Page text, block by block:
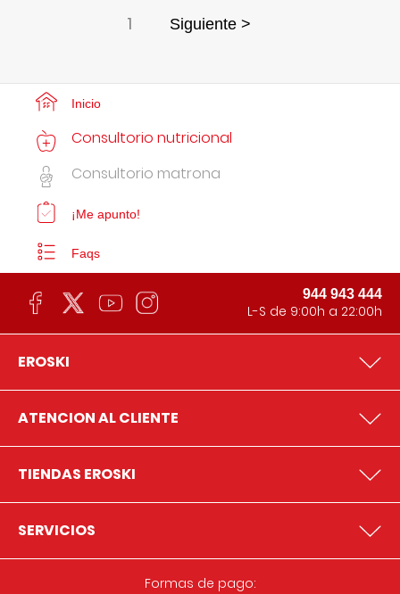
1 Siguiente >
Inicio
Consultorio nutricional
Consultorio matrona
¡Me apunto!
Faqs
944 943 444
L-S de 9:00h a 22:00h
EROSKI
ATENCION AL CLIENTE
TIENDAS EROSKI
SERVICIOS
Formas de pago: